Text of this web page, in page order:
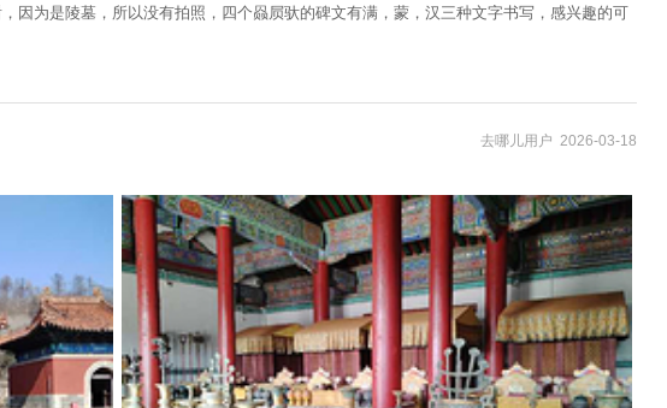
因为是陵墓，所以没有拍照，四个赑屃驮的碑文有满，蒙，汉三种文字书写，感兴趣的可
去哪儿用户 2026-03-18